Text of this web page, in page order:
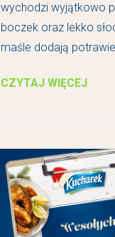
wychodzi wyjątkowo
boczek oraz lekko
maśle dodają
CZYTAJ WIĘCEJ